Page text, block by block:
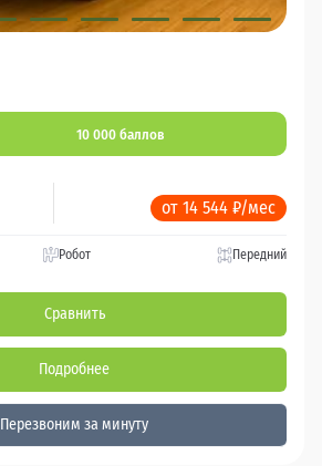
10 000 баллов
от 14 544 ₽/мес
Робот Передний
Сравнить
Подробнее
Перезвоним за минуту